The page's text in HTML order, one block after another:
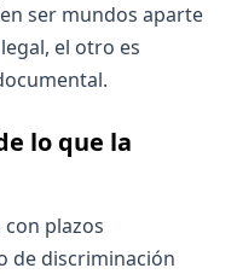
ser mundos aparte
el otro es
lo que la
plazos
de discriminación